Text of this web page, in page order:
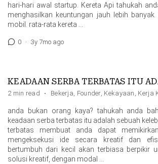
hari-hari awal startup. Kereta Api tahukah
menghasilkan keuntungan jauh lebih banyak
mobil. rata-rata kereta …
0 · 3y 7mo ago
2 min read · Bekerja, Founder, Kekayaan , Kerja
anda bukan orang kaya? tahukah anda
keadaan serba terbatas itu adalah sebuah
terbatas membuat anda dapat
mengeksekusi ide secara kreatif dan
bertumbuh dari kecil akan terbiasa berpikir
solusi kreatif, dengan modal …